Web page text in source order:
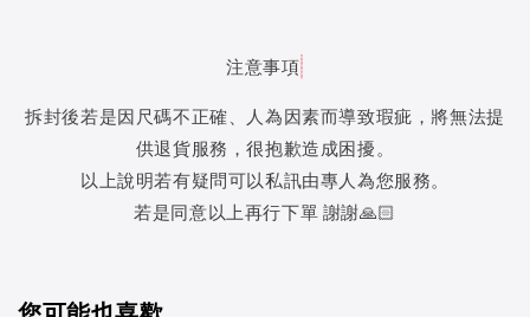
注意事項
拆封後若是因尺碼不正確、人為因素而導致瑕疵，將無法提
供退貨服務，很抱歉造成困擾。
以上說明若有疑問可以私訊由專人為您服務。
若是同意以上再行下單 謝謝🙏🏻